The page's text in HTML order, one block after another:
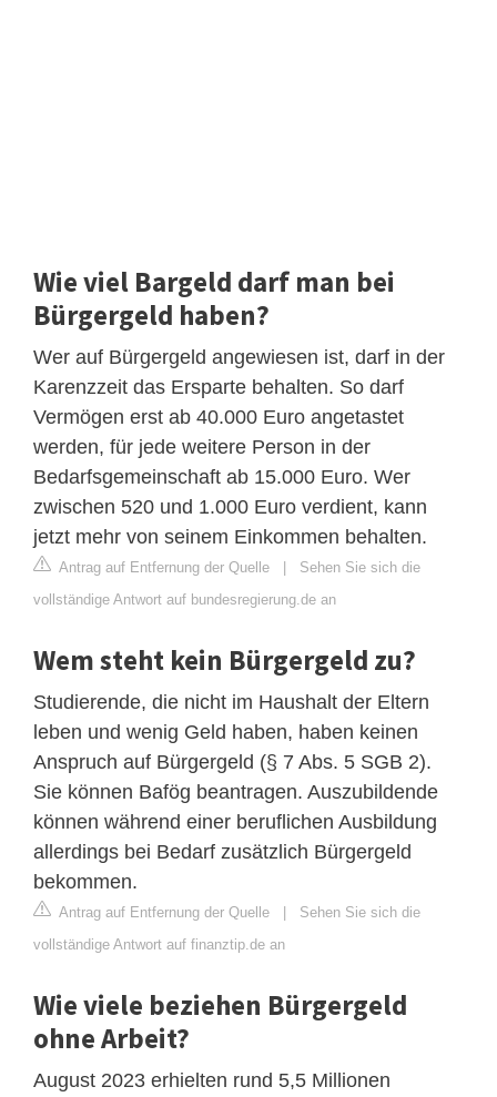
Wie viel Bargeld darf man bei
Bürgergeld haben?
Wer auf Bürgergeld angewiesen ist, darf in der
Karenzzeit das Ersparte behalten. So darf
Vermögen erst ab 40.000 Euro angetastet
werden, für jede weitere Person in der
Bedarfsgemeinschaft ab 15.000 Euro. Wer
zwischen 520 und 1.000 Euro verdient, kann
jetzt mehr von seinem Einkommen behalten.
Antrag auf Entfernung der Quelle | Sehen Sie sich die
vollständige Antwort auf bundesregierung.de an
Wem steht kein Bürgergeld zu?
Studierende, die nicht im Haushalt der Eltern
leben und wenig Geld haben, haben keinen
Anspruch auf Bürgergeld (§ 7 Abs. 5 SGB 2).
Sie können Bafög beantragen. Auszubildende
können während einer beruflichen Ausbildung
allerdings bei Bedarf zusätzlich Bürgergeld
bekommen.
Antrag auf Entfernung der Quelle | Sehen Sie sich die
vollständige Antwort auf finanztip.de an
Wie viele beziehen Bürgergeld
ohne Arbeit?
August 2023 erhielten rund 5,5 Millionen